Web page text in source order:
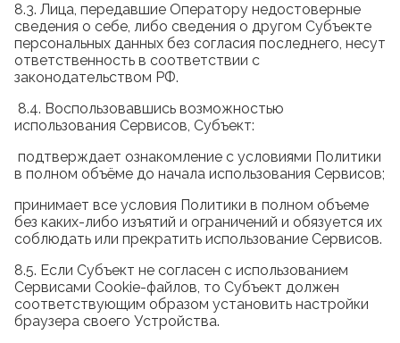
8.3. Лица, передавшие Оператору недостоверные
сведения о себе, либо сведения о другом Субъекте
персональных данных без согласия последнего, несут
ответственность в соответствии с
законодательством РФ.
8.4. Воспользовавшись возможностью
использования Сервисов, Субъект:
подтверждает ознакомление с условиями Политики
в полном объёме до начала использования Сервисов;
принимает все условия Политики в полном объеме
без каких-либо изъятий и ограничений и обязуется их
соблюдать или прекратить использование Сервисов.
8.5. Если Субъект не согласен с использованием
Сервисами Cookie-файлов, то Субъект должен
соответствующим образом установить настройки
браузера своего Устройства.